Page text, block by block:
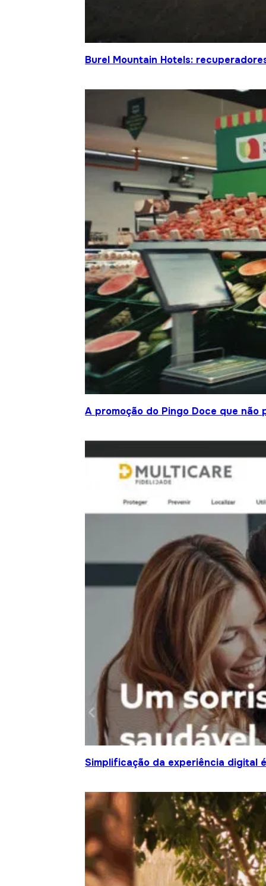
Burel Mountain Hotels:
A promoção do Pingo Doce que
Simplificação da experiência digital